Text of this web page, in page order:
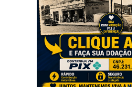
Contribua
História da Família